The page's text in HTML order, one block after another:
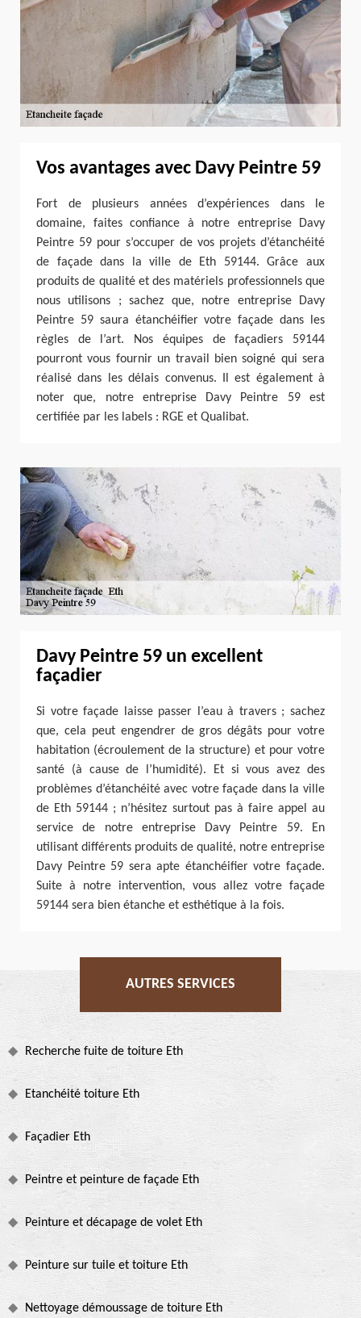
Vos avantages avec Davy Peintre 59
Fort de plusieurs années d’expériences dans le
domaine, faites confiance à notre entreprise Davy
Peintre 59 pour s’occuper de vos projets d’étanchéité
de façade dans la ville de Eth 59144. Grâce aux
produits de qualité et des matériels professionnels que
nous utilisons ; sachez que, notre entreprise Davy
Peintre 59 saura étanchéifier votre façade dans les
règles de l’art. Nos équipes de façadiers 59144
pourront vous fournir un travail bien soigné qui sera
réalisé dans les délais convenus. Il est également à
noter que, notre entreprise Davy Peintre 59 est
certifiée par les labels : RGE et Qualibat.
Davy Peintre 59 un excellent
façadier
Si votre façade laisse passer l’eau à travers ; sachez
que, cela peut engendrer de gros dégâts pour votre
habitation (écroulement de la structure) et pour votre
santé (à cause de l’humidité). Et si vous avez des
problèmes d’étanchéité avec votre façade dans la ville
de Eth 59144 ; n’hésitez surtout pas à faire appel au
service de notre entreprise Davy Peintre 59. En
utilisant différents produits de qualité, notre entreprise
Davy Peintre 59 sera apte étanchéifier votre façade.
Suite à notre intervention, vous allez votre façade
59144 sera bien étanche et esthétique à la fois.
AUTRES SERVICES
Recherche fuite de toiture Eth
Etanchéité toiture Eth
Façadier Eth
Peintre et peinture de façade Eth
Peinture et décapage de volet Eth
Peinture sur tuile et toiture Eth
Nettoyage démoussage de toiture Eth